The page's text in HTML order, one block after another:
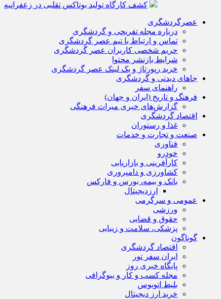
کشف کارگاه تولید بوتاکس تقلبی در زعفرانیه
عصرگردشگری
درباره مجله تفریحی و گردشگری
تماس و ارتباط با تیم عصر گردشگری
حریم شخصی کاربران عصر گردشگری
شرایط بازنشر محتوا
خرید رپورتاژ و بک لینک عصر گردشگری
جاهای دیدنی و گردشگری
راهنمای سفر
فرهنگ و تاریخ (ایران و جهان)
گزارش‌های خبری میراث فرهنگی
اقتصاد گردشگری
غذا و رستوران
صنعت و تجارت و خدمات
فناوری
خودرو
کارآفرینی و بازاریابی
کشاورزی و دامپروری
بانک و بیمه، بورس و فارکس
ارزدیجیتال
عمومی و سرگرمی
ورزشی
حقوق و قضایی
پزشکی، سلامت و زیبایی
گوناگون
اقتصاد گردشگری
ایران سفر تور
پایگاه خبری روز
مجله کسب و کار و بیوگرافی
بلیط اتوبوس
خرید ارز دیجیتال